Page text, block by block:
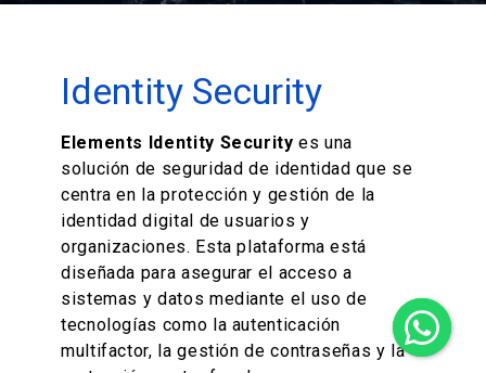
Identity Security
Elements Identity Security es una
solución de seguridad de identidad que se
centra en la protección y gestión de la
identidad digital de usuarios y
organizaciones. Esta plataforma está
diseñada para asegurar el acceso a
sistemas y datos mediante el uso de
tecnologías como la autenticación
multifactor, la gestión de contraseñas y la